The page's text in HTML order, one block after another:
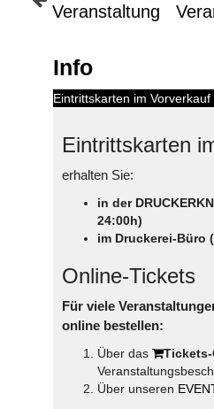
Veranstaltung
Info
Eintrittskarten im Vorverkauf
Eintrittskarten
erhalten Sie:
in der
24:00h)
im Druckerei-Büro
Online-Tickets
Für viele
online bestellen:
Über das
Über unseren